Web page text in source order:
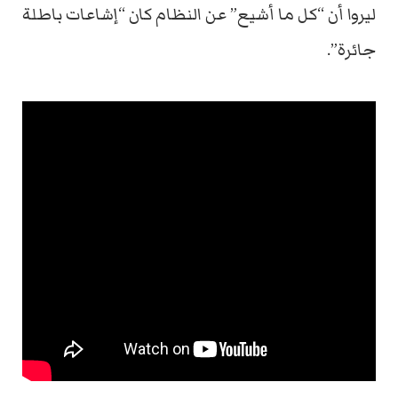
ليروا أن “كل ما أشيع” عن النظام كان “إشاعات باطلة
جائرة”.